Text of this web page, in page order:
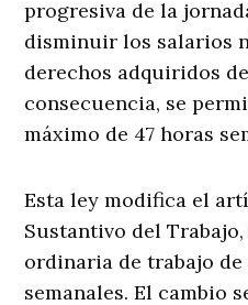
progresiva de la
disminuir los salarios
derechos adquiridos
consecuencia, se
máximo de 47 horas
Esta ley modifica el
Sustantivo del
ordinaria de trabajo de
semanales. El cambio